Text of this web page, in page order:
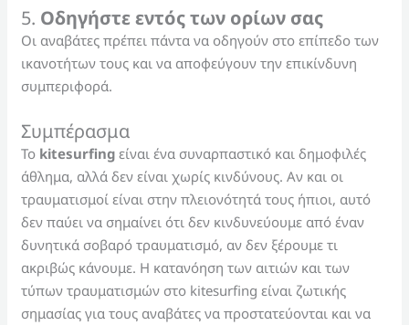
5. Οδηγήστε εντός των ορίων σας
Οι αναβάτες πρέπει πάντα να οδηγούν στο επίπεδο των
ικανοτήτων τους και να αποφεύγουν την επικίνδυνη
συμπεριφορά.
Συμπέρασμα
Το kitesurfing είναι ένα συναρπαστικό και δημοφιλές
άθλημα, αλλά δεν είναι χωρίς κινδύνους. Αν και οι
τραυματισμοί είναι στην πλειονότητά τους ήπιοι, αυτό
δεν παύει να σημαίνει ότι δεν κινδυνεύουμε από έναν
δυνητικά σοβαρό τραυματισμό, αν δεν ξέρουμε τι
ακριβώς κάνουμε. Η κατανόηση των αιτιών και των
τύπων τραυματισμών στο kitesurfing είναι ζωτικής
σημασίας για τους αναβάτες να προστατεύονται και να